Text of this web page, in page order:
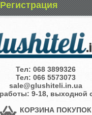
Регистрация
Тел: 068 3899326
Тел: 066 5573073
sale@glushiteli.in.ua
9-18, выходной
КОРЗИНА ПОКУПОК